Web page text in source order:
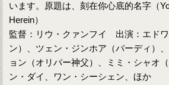
います。原題は、刻在你心底的名字（
Herein）
監督：リウ・クァンフイ 出演：エド
ン）、ツェン・ジンホア（バーディ）
ョン（オリバー神父）、ミミ・シャオ
ン・ダイ、ワン・シーシェン、ほか